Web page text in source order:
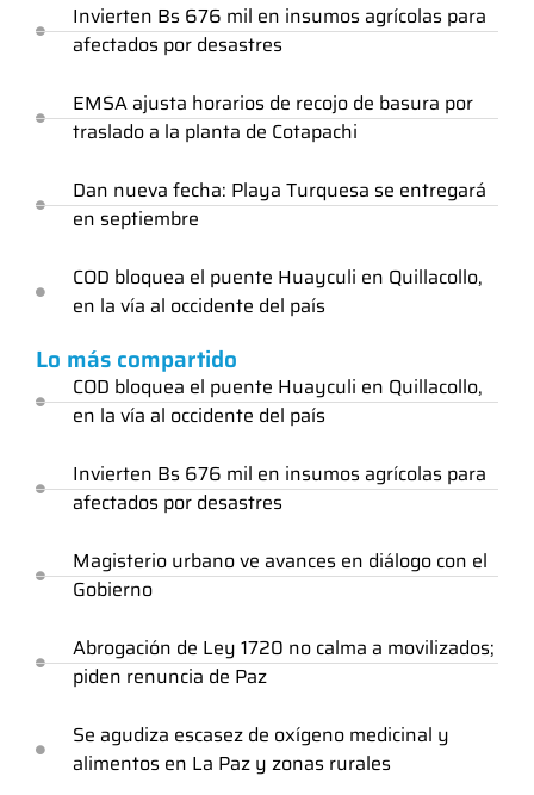
Invierten Bs 676 mil en insumos agrícolas para
afectados por desastres
EMSA ajusta horarios de recojo de basura por
traslado a la planta de Cotapachi
Dan nueva fecha: Playa Turquesa se entregará
en septiembre
COD bloquea el puente Huayculi en Quillacollo,
en la vía al occidente del país
Lo más compartido
COD bloquea el puente Huayculi en Quillacollo,
en la vía al occidente del país
Invierten Bs 676 mil en insumos agrícolas para
afectados por desastres
Magisterio urbano ve avances en diálogo con el
Gobierno
Abrogación de Ley 1720 no calma a movilizados;
piden renuncia de Paz
Se agudiza escasez de oxígeno medicinal y
alimentos en La Paz y zonas rurales